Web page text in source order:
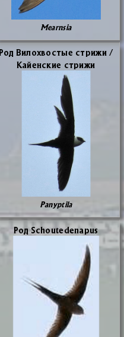
Mearnsia
Род Ви­ло­хво­стые стри­жи /
Кай­ен­ские стри­жи
Panyptila
Род Schoutedenapus